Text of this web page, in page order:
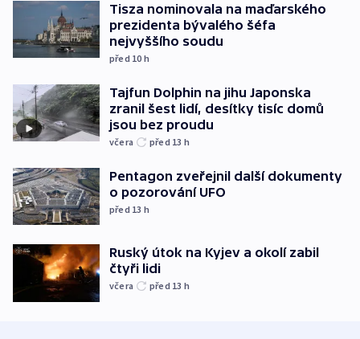
Tisza nominovala na maďarského
prezidenta bývalého šéfa
nejvyššího soudu
před 10 h
Tajfun Dolphin na jihu Japonska
zranil šest lidí, desítky tisíc domů
jsou bez proudu
včera před 13 h
Pentagon zveřejnil další dokumenty
o pozorování UFO
před 13 h
Ruský útok na Kyjev a okolí zabil
čtyři lidi
včera před 13 h